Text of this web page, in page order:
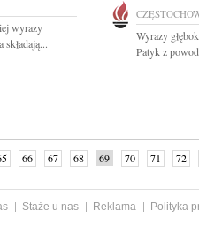
wyrazy
Wyrazy
Patyk z
66 67 68 69 70 71
72
Staże u nas Reklama
Polityka